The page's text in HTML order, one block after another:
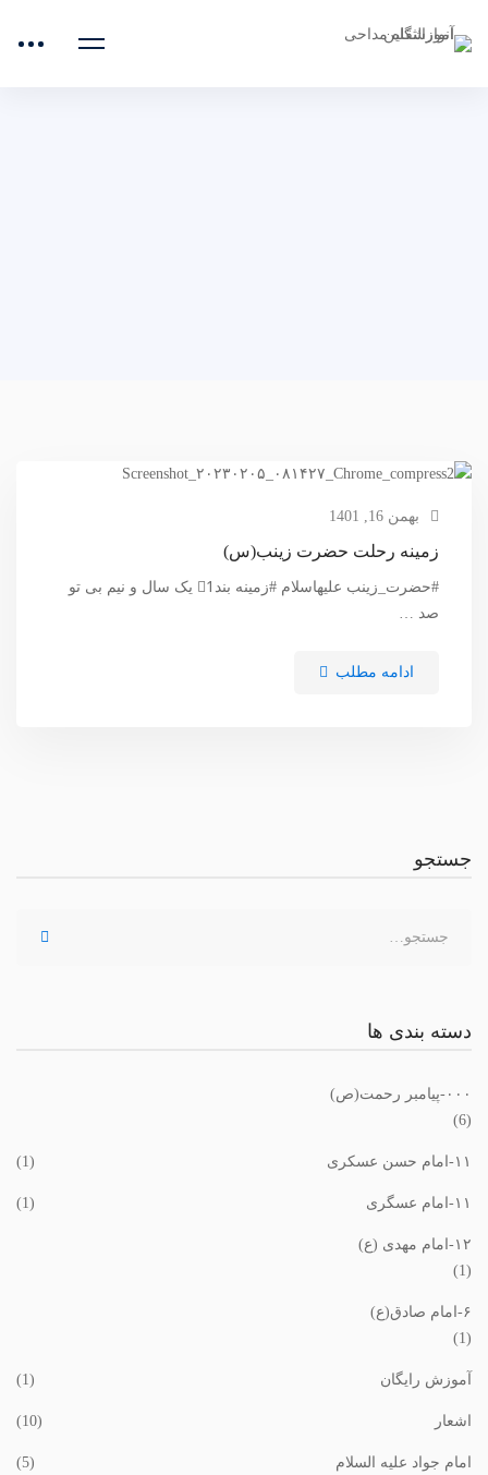
بهمن 16, 1401
زمینه رحلت حضرت زینب(س)
#حضرت_زینب علیهاسلام #زمینه بند1⃣ یک سال و نیم بی تو
صد …
ادامه مطلب
جستجو
دسته بندی ها
٠٠٠-پیامبر رحمت(ص)
(6)
١١-امام حسن عسکری (1)
١١-امام عسگری (1)
١٢-امام مهدی (ع)
(1)
۶-امام صادق(ع)
(1)
آموزش رایگان (1)
اشعار (10)
امام جواد علیه السلام (5)